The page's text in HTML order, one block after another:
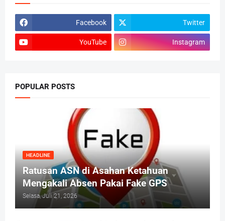
Facebook Twitter
YouTube Instagram
POPULAR POSTS
HEADLINE
Ratusan ASN di Asahan Ketahuan
Mengakali Absen Pakai Fake GPS
Selasa, Juli 21, 2026